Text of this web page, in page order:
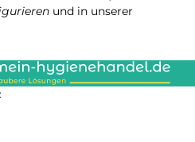
und in unserer